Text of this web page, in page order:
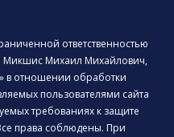
ответственностью
Микшис Михаил Михайлович,
в отношении обработки
пользователями сайта
требованиях к защите
права соблюдены. При